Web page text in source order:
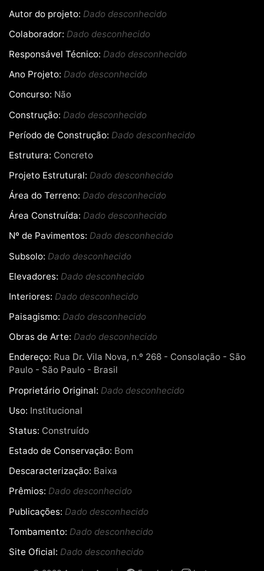
Autor do projeto: Dado desconhecido
Colaborador: Dado desconhecido
Responsável Técnico: Dado desconhecido
Ano Projeto: Dado desconhecido
Concurso: Não
Construção: Dado desconhecido
Período de Construção: Dado desconhecido
Estrutura: Concreto
Projeto Estrutural: Dado desconhecido
Área do Terreno: Dado desconhecido
Área Construída: Dado desconhecido
Nº de Pavimentos: Dado desconhecido
Subsolo: Dado desconhecido
Elevadores: Dado desconhecido
Interiores: Dado desconhecido
Paisagismo: Dado desconhecido
Obras de Arte: Dado desconhecido
Endereço: Rua Dr. Vila Nova, n.º 268 - Consolação - São
Paulo - São Paulo - Brasil
Proprietário Original: Dado desconhecido
Uso: Institucional
Status: Construído
Estado de Conservação: Bom
Descaracterização: Baixa
Prêmios: Dado desconhecido
Publicações: Dado desconhecido
Tombamento: Dado desconhecido
Site Oficial: Dado desconhecido